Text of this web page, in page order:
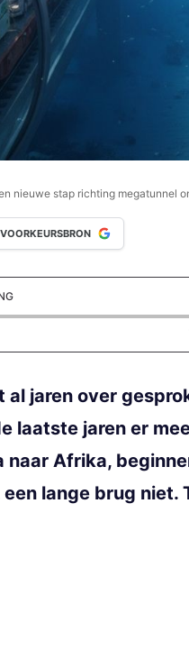
nieuwe stap richting megatunnel
VOORKEURSBRON
jaren over
laatste jaren er
Afrika,
lange brug niet.